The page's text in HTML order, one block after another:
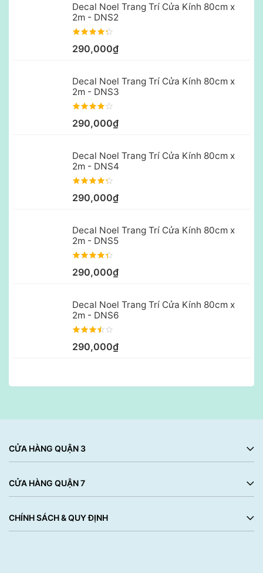
Decal Noel Trang Trí Cửa Kính 80cm x
2m - DNS2
290,000₫
Decal Noel Trang Trí Cửa Kính 80cm x
2m - DNS3
290,000₫
Decal Noel Trang Trí Cửa Kính 80cm x
2m - DNS4
290,000₫
Decal Noel Trang Trí Cửa Kính 80cm x
2m - DNS5
290,000₫
Decal Noel Trang Trí Cửa Kính 80cm x
2m - DNS6
290,000₫
CỬA HÀNG QUẬN 3
CỬA HÀNG QUẬN 7
CHÍNH SÁCH & QUY ĐỊNH